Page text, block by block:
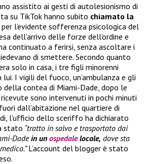
assistito ai gesti di autolesionismo di
su TikTok hanno subito chiamato la
per l’evidente sofferenza psicologica del
dell’arrivo delle forze dell’ordine e
continuato a ferirsi, senza ascoltare i
di smettere. Secondo quanto
solo in casa, i tre figli minorenni
lui. I vigili del fuoco, un’ambulanza e gli
contea di Miami-Dade, dopo le
sono intervenuti in pochi minuti
dall’abitazione nel quartiere di
l’ufficio dello sceriffo ha dichiarato
stato “tratto in salvo e trasportato dai
Dadein un ospedalelocale, dove sta
L’account del blogger è stato